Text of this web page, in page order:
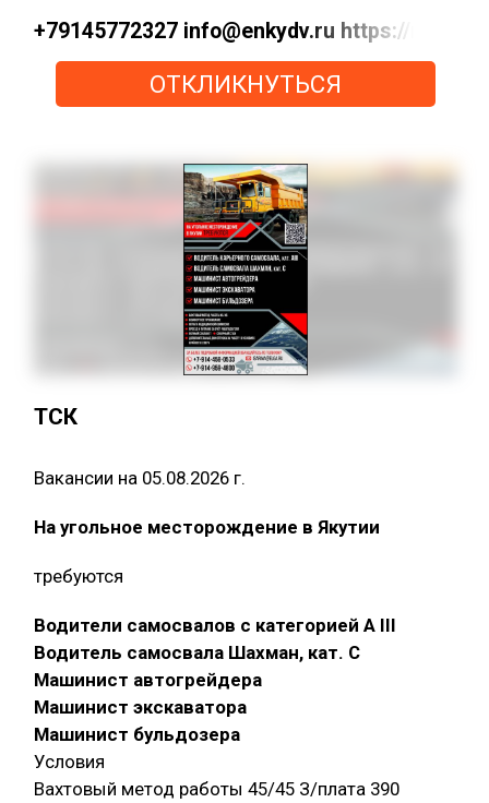
+79145772327 info@enkydv.ru https://
ОТКЛИКНУТЬСЯ
ТСК
Вакансии на 05.08.2026 г.
На угольное месторождение в Якутии
требуются
Водители самосвалов с категорией A III
Водитель самосвала Шахман, кат. С
Машинист автогрейдера
Машинист экскаватора
Машинист бульдозера
Условия
Вахтовый метод работы 45/45 З/плата 390